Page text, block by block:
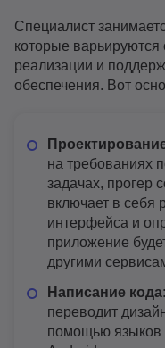
Специалист
которые варьируются
реализации и
обеспечения. Вот
на требованиях
задачах, прогер
включает в себя
интерфейса и
приложение
другими
Написание кода
переводит
помощью языков